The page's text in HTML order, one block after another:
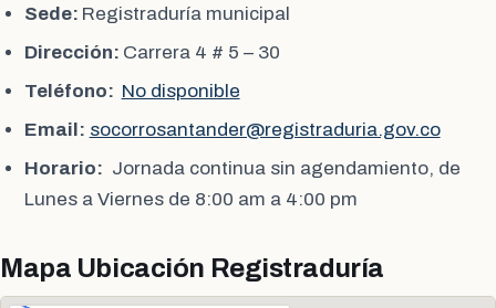
Sede: Registraduría municipal
Dirección: Carrera 4 # 5 – 30
Teléfono: No disponible
Email: socorrosantander@registraduria.gov.co
Horario: Jornada continua sin agendamiento, de
Lunes a Viernes de 8:00 am a 4:00 pm
Mapa Ubicación Registraduría